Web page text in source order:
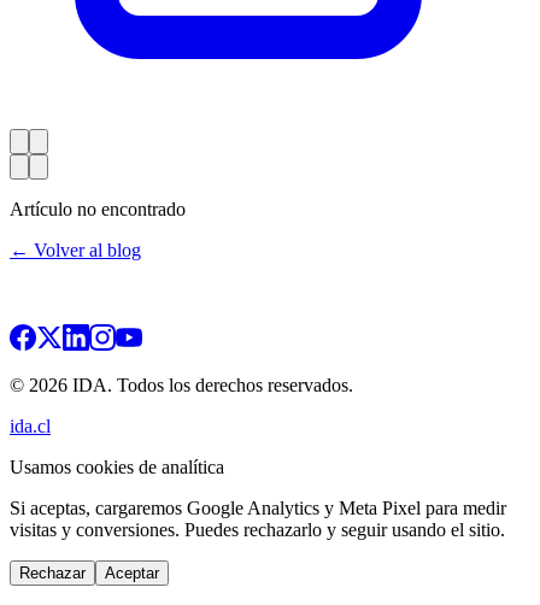
Artículo no encontrado
← Volver al blog
© 2026 IDA. Todos los derechos reservados.
ida.cl
Usamos cookies de analítica
Si aceptas, cargaremos Google Analytics y Meta Pixel para medir
visitas y conversiones. Puedes rechazarlo y seguir usando el sitio.
Rechazar Aceptar